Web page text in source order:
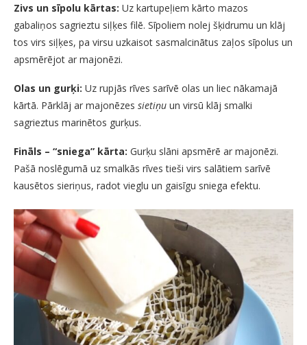
Zivs un sīpolu kārtas: Uz kartupeļiem kārto mazos
gabaliņos sagrieztu siļķes filē. Sīpoliem nolej šķidrumu un klāj
tos virs siļķes, pa virsu uzkaisot sasmalcinātus zaļos sīpolus un
apsmērējot ar majonēzi.
Olas un gurķi: Uz rupjās rīves sarīvē olas un liec nākamajā
kārtā. Pārklāj ar majonēzes sietiņu un virsū klāj smalki
sagrieztus marinētos gurķus.
Fināls – “sniega” kārta: Gurķu slāni apsmērē ar majonēzi.
Pašā noslēgumā uz smalkās rīves tieši virs salātiem sarīvē
kausētos sieriņus, radot vieglu un gaisīgu sniega efektu.